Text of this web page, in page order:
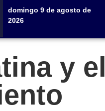
domingo 9 de agosto de
2026
y el